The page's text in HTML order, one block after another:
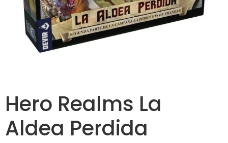
Hero Realms La
Aldea Perdida